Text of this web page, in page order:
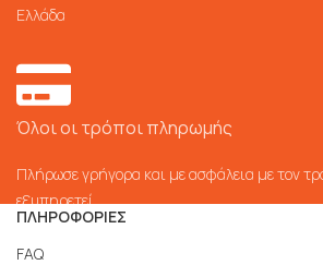
Ελλάδα
Όλοι οι τρόποι πληρωμής
Πλήρωσε γρήγορα και με ασφάλεια με τον
εξυπηρετεί
ΠΛΗΡΟΦΟΡΙΕΣ
FAQ